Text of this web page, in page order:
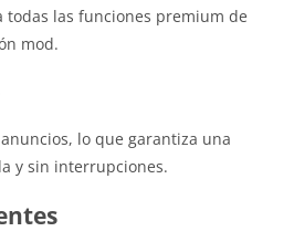
todas las funciones premium de
mod.
lo que garantiza una
y sin interrupciones.